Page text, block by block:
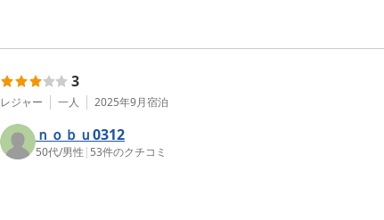
3
レジャー 一人 2025年9月宿泊
ｎｏｂｕ0312
50代/男性 | 53件のクチコミ